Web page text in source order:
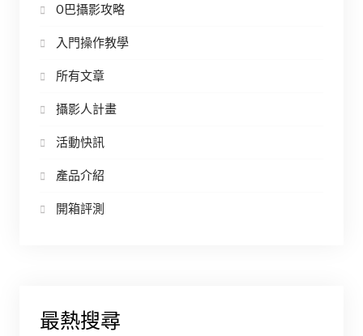
O巴攝影攻略
入門操作教學
所有文章
攝影人計畫
活動快訊
產品介紹
開箱評測
最熱搜尋